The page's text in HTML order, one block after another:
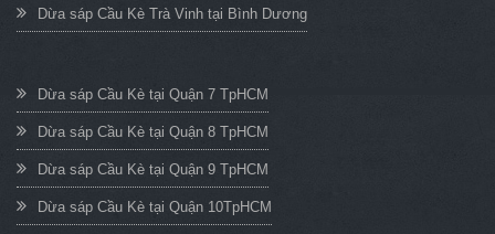
Dừa sáp Cầu Kè Trà Vinh tại Bình Dương
Dừa sáp Cầu Kè tại Quận 7 TpHCM
Dừa sáp Cầu Kè tại Quận 8 TpHCM
Dừa sáp Cầu Kè tại Quận 9 TpHCM
Dừa sáp Cầu Kè tại Quận 10TpHCM